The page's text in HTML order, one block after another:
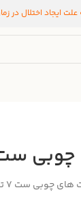
علت ایجاد اختلال
ست ۷
چوبی ست ۷ تایی